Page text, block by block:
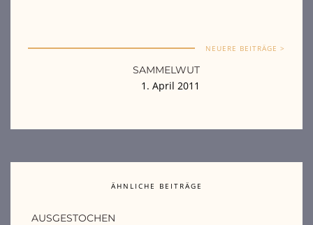
NEUERE BEITRÄGE >
SAMMELWUT
1. April 2011
ÄHNLICHE BEITRÄGE
AUSGESTOCHEN